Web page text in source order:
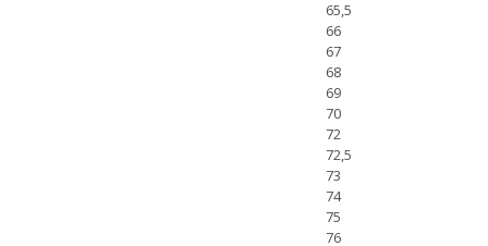
65,5
66
67
68
69
70
72
72,5
73
74
75
76